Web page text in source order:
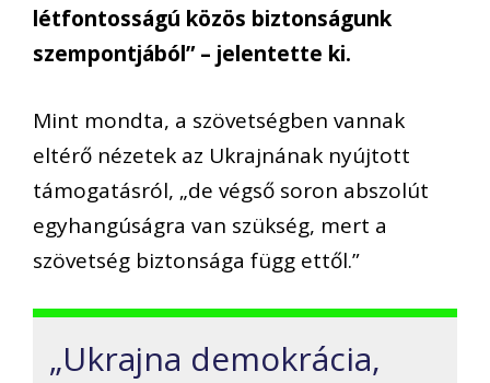
létfontosságú közös biztonságunk
szempontjából” – jelentette ki.
Mint mondta, a szövetségben vannak
eltérő nézetek az Ukrajnának nyújtott
támogatásról, „de végső soron abszolút
egyhangúságra van szükség, mert a
szövetség biztonsága függ ettől.”
„Ukrajna demokrácia,